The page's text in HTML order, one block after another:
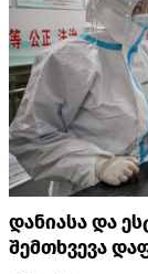
დანიასა და
შემთხვევა